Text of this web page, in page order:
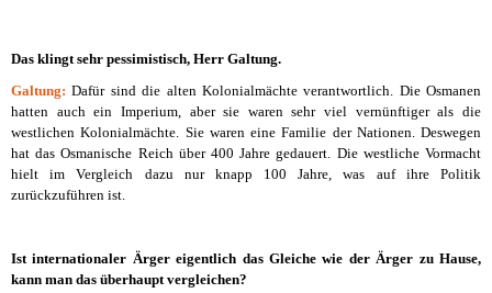
Das klingt sehr pessimistisch, Herr Galtung.
Galtung:Dafür sind die alten Kolonialmächte verantwortlich. Die Osmanen
hatten auch ein Imperium, aber sie waren sehr viel vernünftiger als die
westlichen Kolonialmächte. Sie waren eine Familie der Nationen. Deswegen
hat das Osmanische Reich über 400 Jahre gedauert. Die westliche Vormacht
hielt im Vergleich dazu nur knapp 100 Jahre, was auf ihre Politik
zurückzuführen ist.
Ist internationaler Ärger eigentlich das Gleiche wie der Ärger zu Hause,
kann man das überhaupt vergleichen?